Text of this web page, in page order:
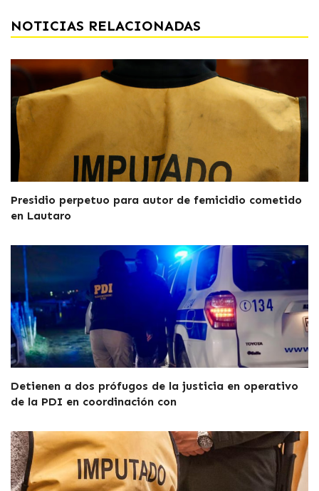
NOTICIAS RELACIONADAS
Presidio perpetuo para autor de femicidio cometido
en Lautaro
Detienen a dos prófugos de la justicia en operativo
de la PDI en coordinación con